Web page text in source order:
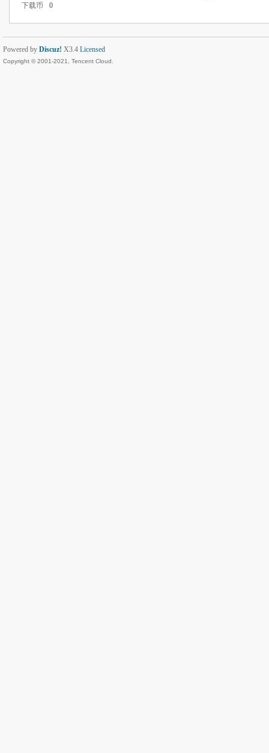
下载币
0
Powered by Discuz! X3.4 Licensed
Copyright © 2001-2021, Tencent Cloud.